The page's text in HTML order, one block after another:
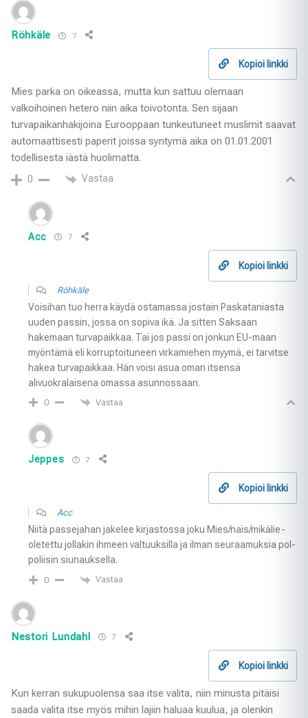
Röhkäle 7
Kopioi linkki
Mies parka on oikeassa, mutta kun sattuu olemaan
valkoihoinen hetero niin aika toivotonta. Sen sijaan
turvapaikanhakijoina Eurooppaan tunkeutuneet muslimit saavat
automaattisesti paperit joissa syntymä aika on 01.01.2001
todellisesta iästä huolimatta.
0 Vastaa
Acc 7
Kopioi linkki
Röhkäle
Voisihan tuo herra käydä ostamassa jostain Paskataniasta
uuden passin, jossa on sopiva ikä. Ja sitten Saksaan
hakemaan turvapaikkaa. Tai jos passi on jonkun EU-maan
myöntämä eli korruptoituneen virkamiehen myymä, ei tarvitse
hakea turvapaikkaa. Hän voisi asua oman itsensä
alivuokralaisena omassa asunnossaan.
0 Vastaa
Jeppes 7
Kopioi linkki
Acc
Niitä passejahan jakelee kirjastossa joku Mies/nais/mikälie-
oletettu jollakin ihmeen valtuuksilla ja ilman seuraamuksia pol-
poliisin siunauksella.
0 Vastaa
Nestori Lundahl 7
Kopioi linkki
Kun kerran sukupuolensa saa itse valita, niin minusta pitäisi
saada valita itse myös mihin lajiin haluaa kuulua, ja olenkin